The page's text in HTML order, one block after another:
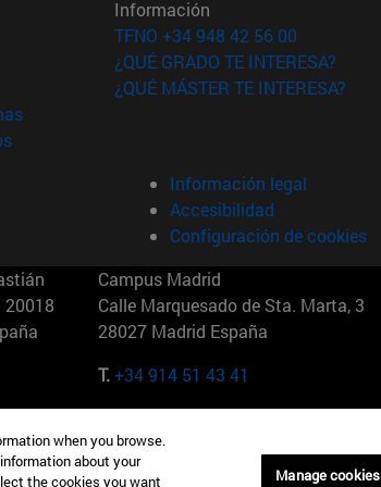
ventana)
ventana)
en nueva ventana)
(abre en nueva ventana)
(abre en nueva ventana)
Información
TFNO +34 948 42 56 00
¿QUÉ GRADO TE INTERESA?
¿QUÉ MÁSTER TE INTERESA?
Información legal
Accesibilidad
Configuración de cookies
20018
Campus Madrid
Calle Marquesado de Sta. Marta, 3
28027 Madrid España
T.+34 914 51 43 41
York Maria-Theresia-Straße 15 81675
Múnich Alemania
when you browse.
about your
the cookies you want
Manage cookies